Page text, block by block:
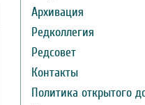
Архивация
Редколлегия
Редсовет
Контакты
Политика открытого